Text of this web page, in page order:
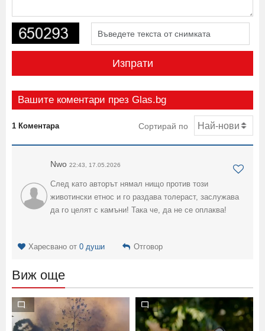
Изпрати
Вашите коментари през Glas.bg
1 Коментара Сортирай по
Nwo 22:43, 17.05.2026
След като авторът нямал нищо против този
животински етнос и го раздава толераст, заслужава
да го целят с камъни! Така че, да не се оплаква!
Харесвано от 0 души Отговор
Виж още